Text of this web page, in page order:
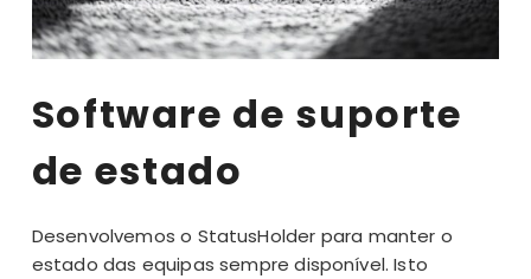
Software de suporte
de estado
Desenvolvemos o StatusHolder para manter o
estado das equipas sempre disponível. Isto